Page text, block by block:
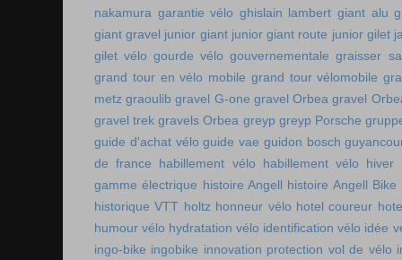
nakamura garantie vélo ghislain lambert giant alu
giant gravel junior giant junior giant route junior gilet
gilet vélo gourde vélo gouvernementale graisser
grand tour en vélo mobile grand tour vélomobile
metz graoulib gravel G-one gravel Orbea gravel
gravel trek gravels Orbea greyp greyp Porsche
guide d'achat vélo guide vae guidon bosch
de france
habillement vélo habillement vélo hiver
gamme électrique histoire Angell histoire Angell Bike
historique VTT holtz honneur vélo hotel coureur
humour vélo hydratation vélo identification vélo idée
ingo-bike ingobike innovation protection vol de vélo